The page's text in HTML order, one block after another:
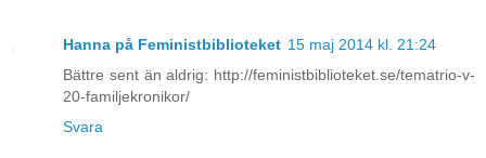
Hanna på Feministbiblioteket 15 maj 2014 kl. 21:24
Bättre sent än aldrig: http://feministbiblioteket.se/tematrio-v-
20-familjekronikor/
Svara